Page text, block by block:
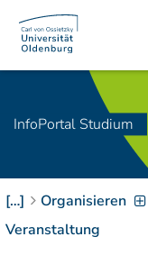
[
[
InfoPortal Studium
[…] Organisieren
Veranstaltung